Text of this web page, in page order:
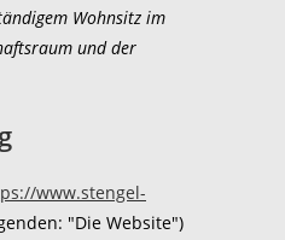
Wohnsitz im
und der
www.stengel-
"Die Website")